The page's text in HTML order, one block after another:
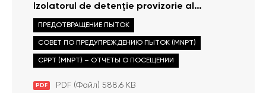
Izolatorul de detenție provizorie al
Direcției de Poliție Chișinău din 03 martie
2022
PDF PDF (Файл) 588.6 KB
ПРЕДОТВРАЩЕНИЕ ПЫТОК
СОВЕТ ПО ПРЕДУПРЕЖДЕНИЮ ПЫТОК (MNPT)
CPPT (MNPT) – ОТЧЕТЫ О ПОСЕЩЕНИИ